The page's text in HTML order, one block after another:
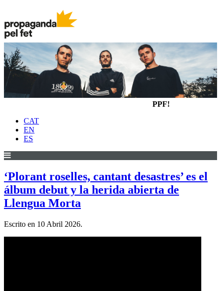
PPF!
CAT
EN
ES
‘Plorant roselles, cantant desastres’ es el
álbum debut y la herida abierta de
Llengua Morta
Escrito en 10 Abril 2026.